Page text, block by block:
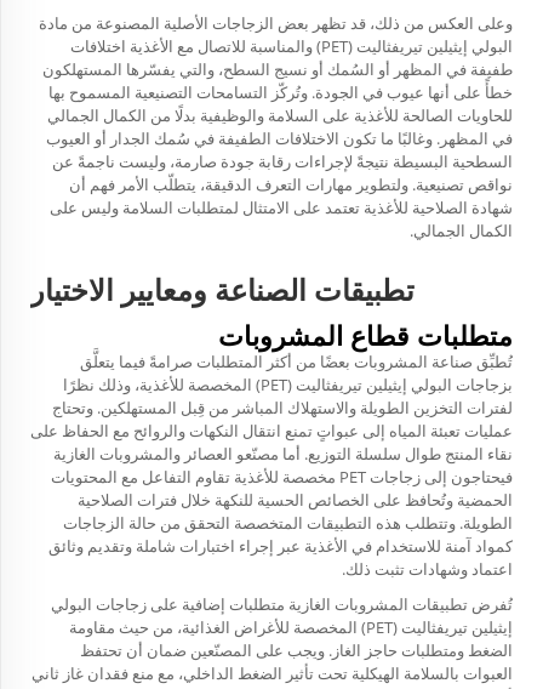
وعلى العكس من ذلك، قد تظهر بعض الزجاجات الأصلية المصنوعة من مادة
البولي إيثيلين تيريفثاليت (PET) والمناسبة للاتصال مع الأغذية اختلافات
طفيفة في المظهر أو السُمك أو نسيج السطح، والتي يفسّرها المستهلكون
خطأً على أنها عيوب في الجودة. وتُركّز التسامحات التصنيعية المسموح بها
للحاويات الصالحة للأغذية على السلامة والوظيفية بدلًا من الكمال الجمالي
في المظهر. وغالبًا ما تكون الاختلافات الطفيفة في سُمك الجدار أو العيوب
السطحية البسيطة نتيجةً لإجراءات رقابة جودة صارمة، وليست ناجمةً عن
نواقص تصنيعية. ولتطوير مهارات التعرف الدقيقة، يتطلّب الأمر فهم أن
شهادة الصلاحية للأغذية تعتمد على الامتثال لمتطلبات السلامة وليس على
الكمال الجمالي.
تطبيقات الصناعة ومعايير الاختيار
متطلبات قطاع المشروبات
تُطبِّق صناعة المشروبات بعضًا من أكثر المتطلبات صرامةً فيما يتعلَّق
بزجاجات البولي إيثيلين تيريفثاليت (PET) المخصصة للأغذية، وذلك نظرًا
لفترات التخزين الطويلة والاستهلاك المباشر من قِبل المستهلكين. وتحتاج
عمليات تعبئة المياه إلى عبواتٍ تمنع انتقال النكهات والروائح مع الحفاظ على
نقاء المنتج طوال سلسلة التوزيع. أما مصنّعو العصائر والمشروبات الغازية
فيحتاجون إلى زجاجات PET مخصصة للأغذية تقاوم التفاعل مع المحتويات
الحمضية وتُحافظ على الخصائص الحسية للنكهة خلال فترات الصلاحية
الطويلة. وتتطلب هذه التطبيقات المتخصصة التحقق من حالة الزجاجات
كمواد آمنة للاستخدام في الأغذية عبر إجراء اختبارات شاملة وتقديم وثائق
اعتماد وشهادات تثبت ذلك.
تُفرض تطبيقات المشروبات الغازية متطلبات إضافية على زجاجات البولي
إيثيلين تيريفثاليت (PET) المخصصة للأغراض الغذائية، من حيث مقاومة
الضغط ومتطلبات حاجز الغاز. ويجب على المصنّعين ضمان أن تحتفظ
العبوات بالسلامة الهيكلية تحت تأثير الضغط الداخلي، مع منع فقدان غاز ثاني